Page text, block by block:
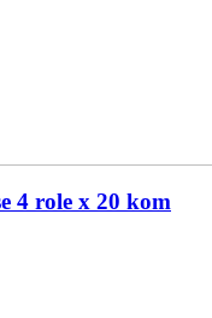
4 role x 20 kom